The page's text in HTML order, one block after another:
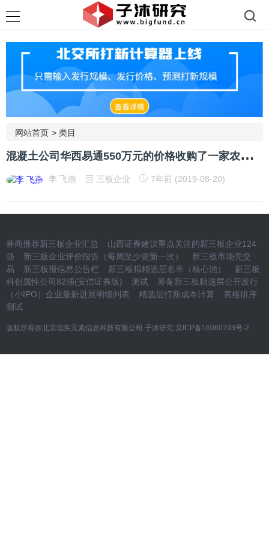
网站首页 > 类目
混
凝土公司华西易通550万元的价格收购了一家农贸公司
李 飞燕 三板企业 7年前 (2019-08-20)
券商推荐新三板企业汇总
山西证券建议重点关注的新三板企业124
强
新三板企业评价报告（每周至少更新一次）
新三板市场壳交
易
新三板报信息公告栏 新三板拟精选层名单（核心池）
新三板
科创属性公司82强(安信证券版)
测试
筹备新三板精选层公开发行
（小IPO）企业最新进展明细列表
精选层打新成本计算
表格排序
测试
版权所有@北京现实元素信息科技有限公司 子沐研究 京ICP备16060793号-2